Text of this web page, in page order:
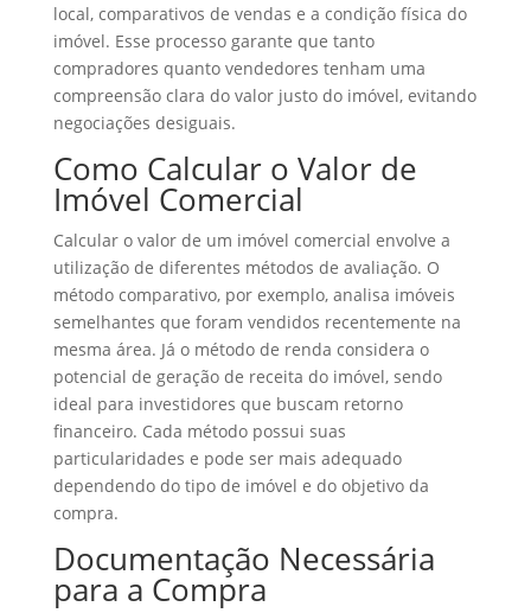
local, comparativos de vendas e a condição física do
imóvel. Esse processo garante que tanto
compradores quanto vendedores tenham uma
compreensão clara do valor justo do imóvel, evitando
negociações desiguais.
Como Calcular o Valor de
Imóvel Comercial
Calcular o valor de um imóvel comercial envolve a
utilização de diferentes métodos de avaliação. O
método comparativo, por exemplo, analisa imóveis
semelhantes que foram vendidos recentemente na
mesma área. Já o método de renda considera o
potencial de geração de receita do imóvel, sendo
ideal para investidores que buscam retorno
financeiro. Cada método possui suas
particularidades e pode ser mais adequado
dependendo do tipo de imóvel e do objetivo da
compra.
Documentação Necessária
para a Compra